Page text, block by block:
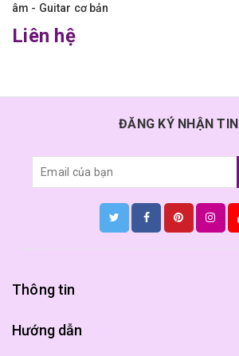
âm - Guitar cơ bản
Liên hệ
ĐĂNG KÝ NHẬN TIN
Thông tin
Hướng dẫn